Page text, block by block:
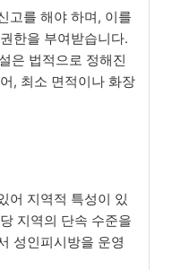
고를 해야 하며, 이를
한을 부여받습니다.
은 법적으로 정해진
, 최소 면적이나 화장
어 지역적 특성이 있
지역의 단속 수준을
성인피시방을 운영